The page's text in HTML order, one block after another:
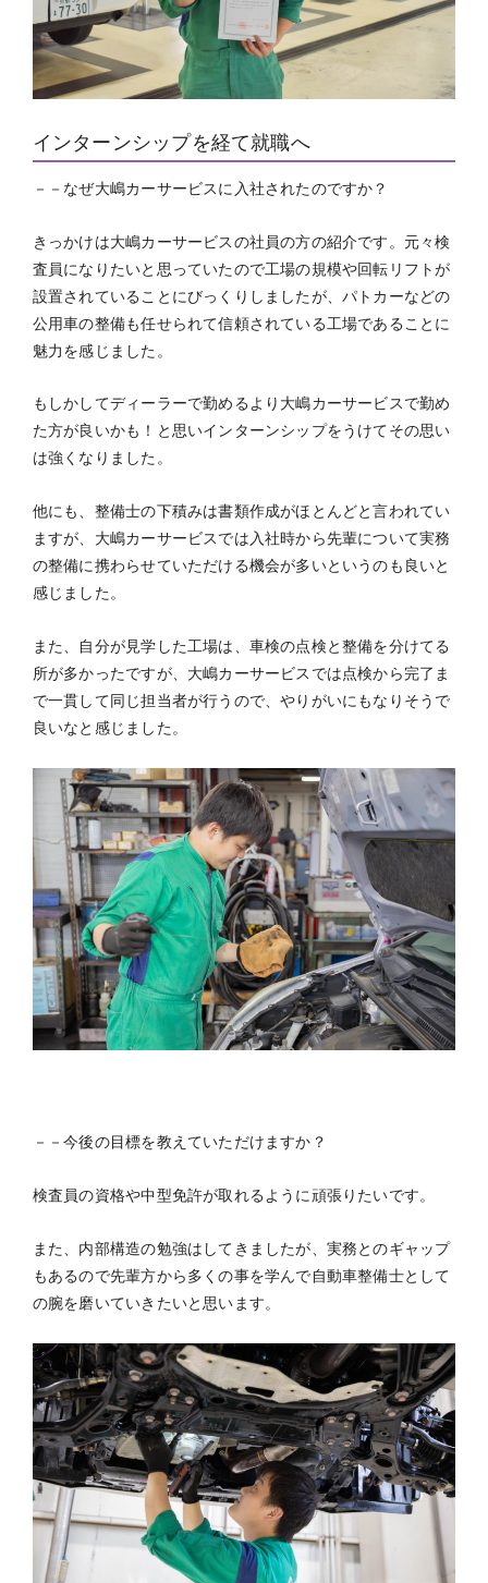
インターンシップを経て就職へ
－－なぜ大嶋カーサービスに入社されたのですか？
きっかけは大嶋カーサービスの社員の方の紹介です。元々検
査員になりたいと思っていたので工場の規模や回転リフトが
設置されていることにびっくりしましたが、パトカーなどの
公用車の整備も任せられて信頼されている工場であることに
魅力を感じました。
もしかしてディーラーで勤めるより大嶋カーサービスで勤め
た方が良いかも！と思いインターンシップをうけてその思い
は強くなりました。
他にも、整備士の下積みは書類作成がほとんどと言われてい
ますが、大嶋カーサービスでは入社時から先輩について実務
の整備に携わらせていただける機会が多いというのも良いと
感じました。
また、自分が見学した工場は、車検の点検と整備を分けてる
所が多かったですが、大嶋カーサービスでは点検から完了ま
で一貫して同じ担当者が行うので、やりがいにもなりそうで
良いなと感じました。
－－今後の目標を教えていただけますか？
検査員の資格や中型免許が取れるように頑張りたいです。
また、内部構造の勉強はしてきましたが、実務とのギャップ
もあるので先輩方から多くの事を学んで自動車整備士として
の腕を磨いていきたいと思います。